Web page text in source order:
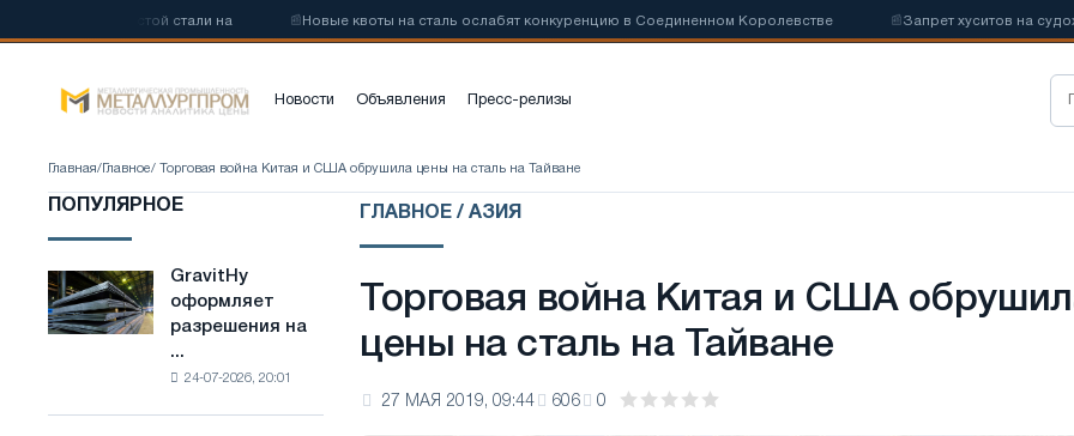
стали на Новые квоты на сталь ослабят конкуренцию в Соединенном Королевстве Запрет хуситов на
Новости Объявления Пресс-релизы
Главная/ Главное/ Торговая война Китая и США обрушила цены на сталь на Тайване
ПОПУЛЯРНОЕ
GravitHy
оформляет
разрешения
строительство
GravitHy
оформляет
разрешения на
...
24-07-2026, 20:01
ГЛАВНОЕ / АЗИЯ
Торговая война Китая и США
цены на сталь на Тайване
27 МАЯ 2019, 09:44 606 0